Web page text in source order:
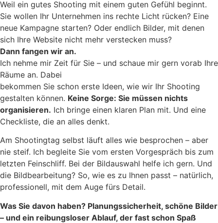
Weil ein gutes Shooting mit einem guten Gefühl beginnt.
Sie wollen Ihr Unternehmen ins rechte Licht rücken? Eine
neue Kampagne starten? Oder endlich Bilder, mit denen
sich Ihre Website nicht mehr verstecken muss?
Dann fangen wir an.
Ich nehme mir Zeit für Sie – und schaue mir gern vorab Ihre
Räume an. Dabei
bekommen Sie schon erste Ideen, wie wir Ihr Shooting
gestalten können. Keine Sorge: Sie müssen nichts
organisieren. Ich bringe einen klaren Plan mit. Und eine
Checkliste, die an alles denkt.
Am Shootingtag selbst läuft alles wie besprochen – aber
nie steif. Ich begleite Sie vom ersten Vorgespräch bis zum
letzten Feinschliff. Bei der Bildauswahl helfe ich gern. Und
die Bildbearbeitung? So, wie es zu Ihnen passt – natürlich,
professionell, mit dem Auge fürs Detail.
Was Sie davon haben? Planungssicherheit, schöne Bilder
– und ein reibungsloser Ablauf, der fast schon Spaß